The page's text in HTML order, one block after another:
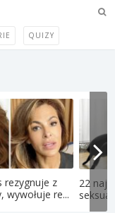
QUIZY
rezygnuje z
wywołuje re...
22